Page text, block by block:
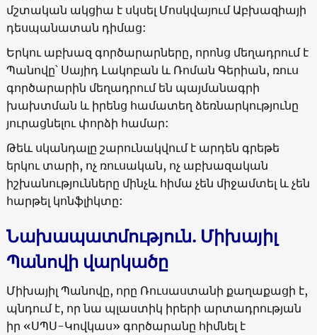
մշտական ակցիա է սկսել Մոսկվայում Աբխազիայի
դեսպանատան դիմաց:
Երկու աբխազ գործարարները, որոնց մեղադրում է
Պանովը՝ Սայիդ Լակոբան և Ռոման Գերիան, ռուս
գործարարին մեղադրում են պայմանագրի
խախտման և իրենց համատեղ ձեռնարկությունը
յուրացնելու փորձի համար:
Թեև սկանդալը շարունակվում է արդեն գրեթե
երկու տարի, ոչ ռուսական, ոչ աբխազական
իշխանությունները մինչև հիմա չեն միջամտել և չեն
հարթել կոնֆլիկտը:
Նախապատմություն. Միխայիլ
Պանովի վարկածը
Միխայիլ Պանովը, որը Ռուսաստանի քաղաքացի է,
պնդում է, որ նա պլաստիկ իրերի արտադրության
իր «ՍՊՍ-Կովկաս» գործարանը հիմնել է